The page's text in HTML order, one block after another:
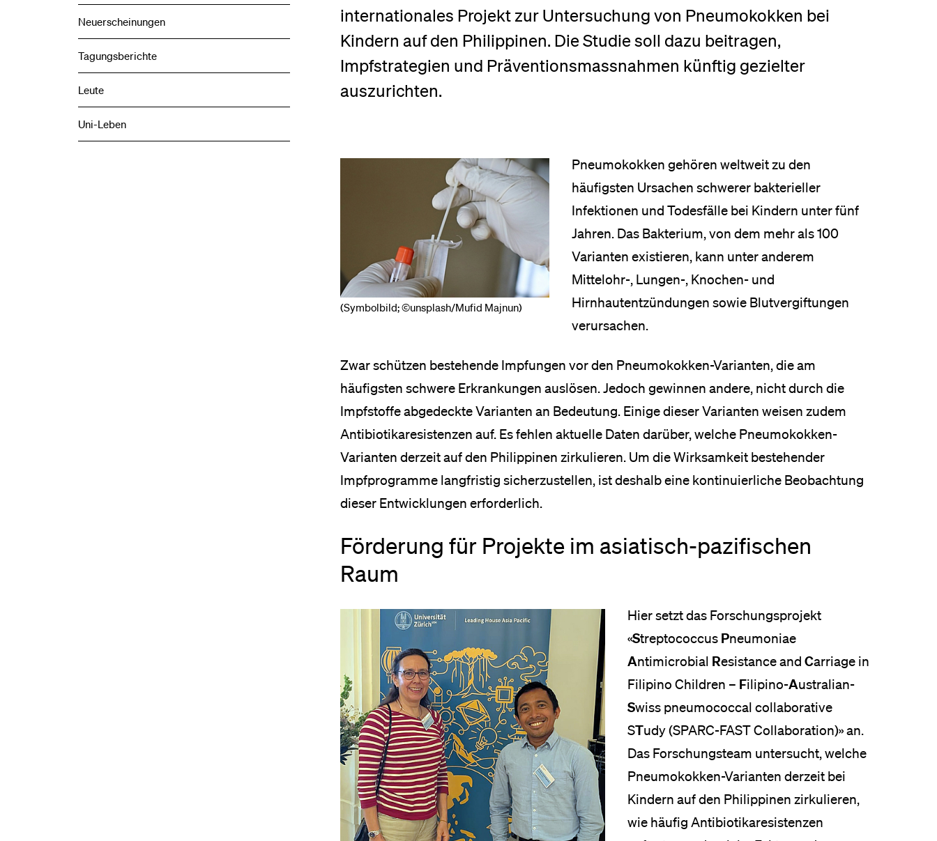
Neuerscheinungen
Tagungsberichte
Leute
Uni-Leben
internationales Projekt zur Untersuchung von Pneumokokken bei
Kindern auf den Philippinen. Die Studie soll dazu beitragen,
Impfstrategien und Präventionsmassnahmen künftig gezielter
auszurichten.
(Symbolbild; ©unsplash/Mufid Majnun)
Pneumokokken gehören weltweit zu den
häufigsten Ursachen schwerer bakterieller
Infektionen und Todesfälle bei Kindern unter fünf
Jahren. Das Bakterium, von dem mehr als 100
Varianten existieren, kann unter anderem
Mittelohr-, Lungen-, Knochen- und
Hirnhautentzündungen sowie Blutvergiftungen
verursachen.
Zwar schützen bestehende Impfungen vor den Pneumokokken-Varianten, die am
häufigsten schwere Erkrankungen auslösen. Jedoch gewinnen andere, nicht durch die
Impfstoffe abgedeckte Varianten an Bedeutung. Einige dieser Varianten weisen zudem
Antibiotikaresistenzen auf. Es fehlen aktuelle Daten darüber, welche Pneumokokken-
Varianten derzeit auf den Philippinen zirkulieren. Um die Wirksamkeit bestehender
Impfprogramme langfristig sicherzustellen, ist deshalb eine kontinuierliche Beobachtung
dieser Entwicklungen erforderlich.
Förderung für Projekte im asiatisch-pazifischen
Raum
Hier setzt das Forschungsprojekt
«Streptococcus Pneumoniae
Antimicrobial Resistance and Carriage in
Filipino Children – Filipino-Australian-
Swiss pneumococcal collaborative
STudy (SPARC-FAST Collaboration)» an.
Das Forschungsteam untersucht, welche
Pneumokokken-Varianten derzeit bei
Kindern auf den Philippinen zirkulieren,
wie häufig Antibiotikaresistenzen
Mitarbeitende
Stellensuchende
Förderer
Anmeldung und Zulassung